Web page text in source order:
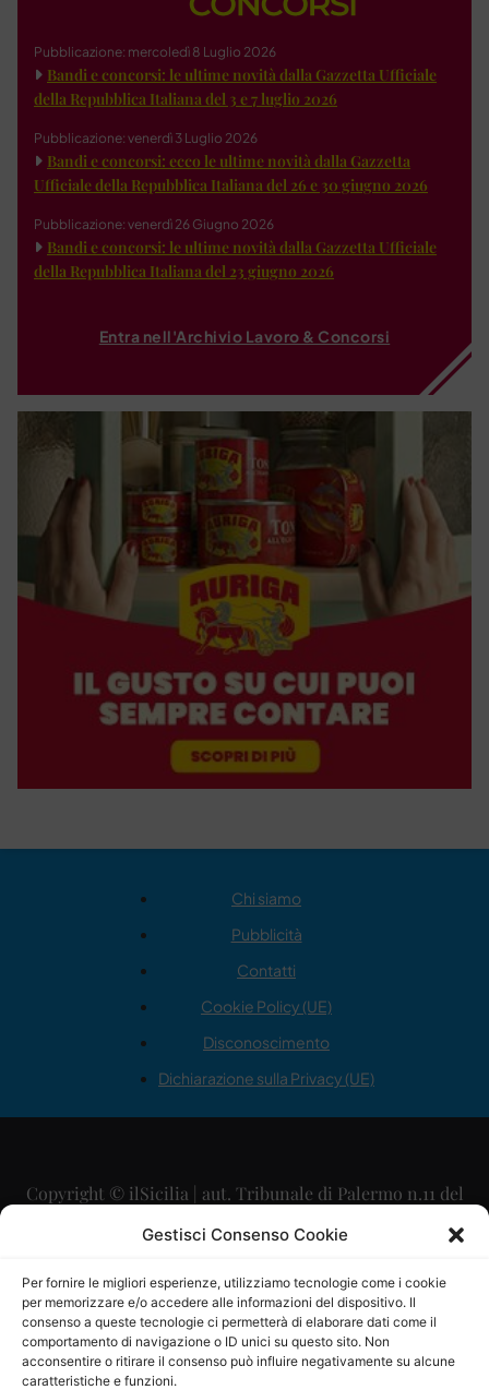
Gestisci Consenso Cookie
Per fornire le migliori esperienze, utilizziamo tecnologie come i cookie
per memorizzare e/o accedere alle informazioni del dispositivo. Il
consenso a queste tecnologie ci permetterà di elaborare dati come il
comportamento di navigazione o ID unici su questo sito. Non
acconsentire o ritirare il consenso può influire negativamente su alcune
caratteristiche e funzioni.
Pubblicazione: mercoledì 8 Luglio 2026
Bandi e concorsi: le ultime novità dalla Gazzetta Ufficiale
della Repubblica Italiana del 3 e 7 luglio 2026
Pubblicazione: venerdì 3 Luglio 2026
Bandi e concorsi: ecco le ultime novità dalla Gazzetta
Ufficiale della Repubblica Italiana del 26 e 30 giugno 2026
Pubblicazione: venerdì 26 Giugno 2026
Bandi e concorsi: le ultime novità dalla Gazzetta Ufficiale
della Repubblica Italiana del 23 giugno 2026
Entra nell'Archivio Lavoro & Concorsi
Chi siamo
Pubblicità
Contatti
Cookie Policy (UE)
Disconoscimento
Dichiarazione sulla Privacy (UE)
Copyright © ilSicilia | aut. Tribunale di Palermo n.11 del
29/09/2015
Direttore Editoriale: Maurizio Scaglione
Direttore Responsabile: Maria Calabrese